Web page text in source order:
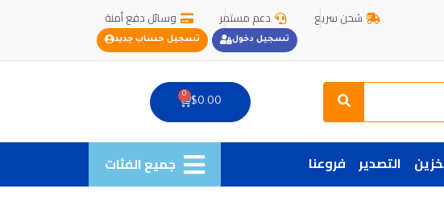
شحن سريع دعم مستمر وسائل دفع أمنة
تسجيل دخول تسجيل حساب جديد
Search
$0.00
0
Cart
التصدير فروعنا جميع الفئات